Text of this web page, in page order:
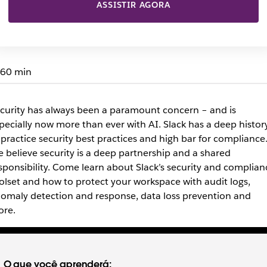
ASSISTIR AGORA
min
has always been a paramount concern – and is
now more than ever with AI. Slack has a deep
security best practices and high bar for compliance.
believe security is a deep partnership and a shared
Come learn about Slack’s security and
and how to protect your workspace with audit logs,
detection and response, data loss prevention and
O que você aprenderá: